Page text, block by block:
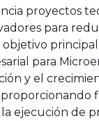
proyectos
para
para
y el
proporcionando
ejecución de